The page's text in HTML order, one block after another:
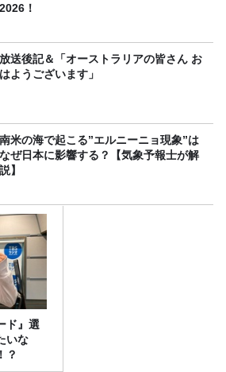
2026！
放送後記＆「オーストラリアの皆さん お
はようございます」
南米の海で起こる”エルニーニョ現象”は
なぜ日本に影響する？【気象予報士が解
説】
ド』選
いな
？